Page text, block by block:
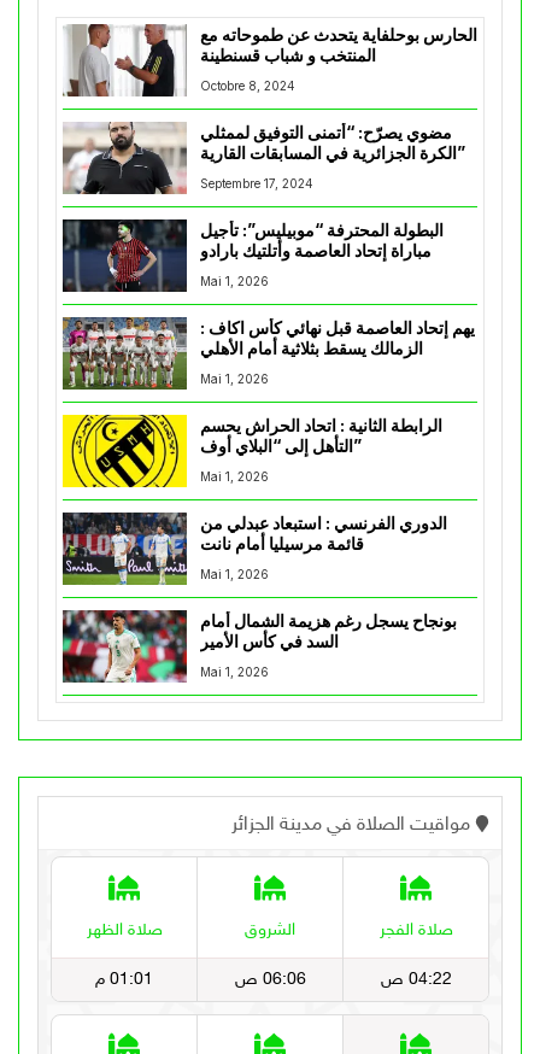
الحارس بوحلفاية يتحدث عن طموحاته مع
المنتخب و شباب قسنطينة
Octobre 8, 2024
مضوي يصرّح: “أتمنى التوفيق لممثلي
الكرة الجزائرية في المسابقات القارية”
Septembre 17, 2024
البطولة المحترفة “موبيليس”: تأجيل
مباراة إتحاد العاصمة وأتلتيك بارادو
Mai 1, 2026
يهم إتحاد العاصمة قبل نهائي كأس اكاف :
Mai 1, 2026
الرابطة الثانية : اتحاد الحراش يحسم
التأهل إلى “البلاي أوف”
Mai 1, 2026
الدوري الفرنسي : استبعاد عبدلي من
قائمة مرسيليا أمام نانت
Mai 1, 2026
بونجاح يسجل رغم هزيمة الشمال أمام
السد في كأس الأمير
Mai 1, 2026